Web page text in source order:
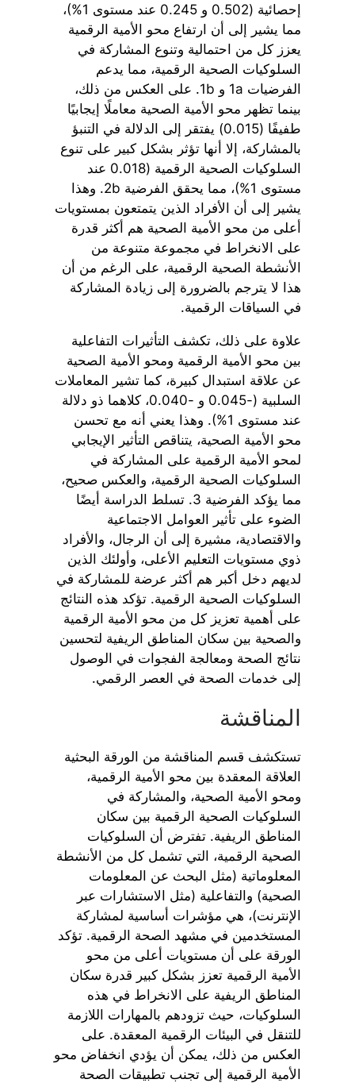
إحصائية (0.502 و 0.245 عند مستوى 1%)،
مما يشير إلى أن ارتفاع محو الأمية الرقمية
يعزز كل من احتمالية وتنوع المشاركة في
السلوكيات الصحية الرقمية، مما يدعم
الفرضيات 1a و 1b. على العكس من ذلك،
بينما تظهر محو الأمية الصحية معاملًا إيجابيًا
طفيفًا (0.015) يفتقر إلى الدلالة في التنبؤ
بالمشاركة، إلا أنها تؤثر بشكل كبير على تنوع
السلوكيات الصحية الرقمية (0.018 عند
مستوى 1%)، مما يحقق الفرضية 2b. وهذا
يشير إلى أن الأفراد الذين يتمتعون بمستويات
أعلى من محو الأمية الصحية هم أكثر قدرة
على الانخراط في مجموعة متنوعة من
الأنشطة الصحية الرقمية، على الرغم من أن
هذا لا يترجم بالضرورة إلى زيادة المشاركة
في السياقات الرقمية.
علاوة على ذلك، تكشف التأثيرات التفاعلية
بين محو الأمية الرقمية ومحو الأمية الصحية
عن علاقة استبدال كبيرة، كما تشير المعاملات
السلبية (-0.045 و -0.040، كلاهما ذو دلالة
عند مستوى 1%). وهذا يعني أنه مع تحسن
محو الأمية الصحية، يتناقص التأثير الإيجابي
لمحو الأمية الرقمية على المشاركة في
السلوكيات الصحية الرقمية، والعكس صحيح،
مما يؤكد الفرضية 3. تسلط الدراسة أيضًا
الضوء على تأثير العوامل الاجتماعية
والاقتصادية، مشيرة إلى أن الرجال، والأفراد
ذوي مستويات التعليم الأعلى، وأولئك الذين
لديهم دخل أكبر هم أكثر عرضة للمشاركة في
السلوكيات الصحية الرقمية. تؤكد هذه النتائج
على أهمية تعزيز كل من محو الأمية الرقمية
والصحية بين سكان المناطق الريفية لتحسين
نتائج الصحة ومعالجة الفجوات في الوصول
إلى خدمات الصحة في العصر الرقمي.
المناقشة
تستكشف قسم المناقشة من الورقة البحثية
العلاقة المعقدة بين محو الأمية الرقمية،
ومحو الأمية الصحية، والمشاركة في
السلوكيات الصحية الرقمية بين سكان
المناطق الريفية. تفترض أن السلوكيات
الصحية الرقمية، التي تشمل كل من الأنشطة
المعلوماتية (مثل البحث عن المعلومات
الصحية) والتفاعلية (مثل الاستشارات عبر
الإنترنت)، هي مؤشرات أساسية لمشاركة
المستخدمين في مشهد الصحة الرقمية. تؤكد
الورقة على أن مستويات أعلى من محو
الأمية الرقمية تعزز بشكل كبير قدرة سكان
المناطق الريفية على الانخراط في هذه
السلوكيات، حيث تزودهم بالمهارات اللازمة
للتنقل في البيئات الرقمية المعقدة. على
العكس من ذلك، يمكن أن يؤدي انخفاض محو
الأمية الرقمية إلى تجنب تطبيقات الصحة